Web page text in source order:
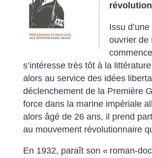
Issu
ouvrier de
s’intéresse très tôt à la
alors au service des idées
déclenchement de la Première
force dans la marine impériale
alors âgé de 26 ans, il prend
au mouvement révolutionnaire
En 1932, paraît son « roman-